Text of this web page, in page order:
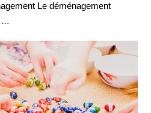
Le déménagement